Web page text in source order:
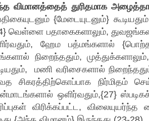
விமானத்தைத் துரிதமாக
{மேடையுடனும்}
வெள்ளை பதாகைகளாலும்,
ஹேம பத்மங்களால்
நிறைந்ததும்,
மணி வரிசைகளால்
சிகரத்திற்கொப்பாக நிர்மிதம்
ஒளிர்வதும்,{27}
விரிக்கப்பட்ட,